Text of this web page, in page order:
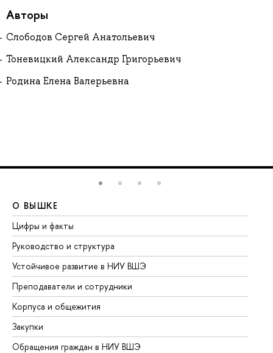
Авторы
Слободов Сергей Анатольевич
Тоневицкий Александр Григорьевич
Родина Елена Валерьевна
О ВЫШКЕ
Цифры и факты
Руководство и структура
Устойчивое развитие в НИУ ВШЭ
Преподаватели и сотрудники
Корпуса и общежития
Закупки
Обращения граждан в НИУ ВШЭ